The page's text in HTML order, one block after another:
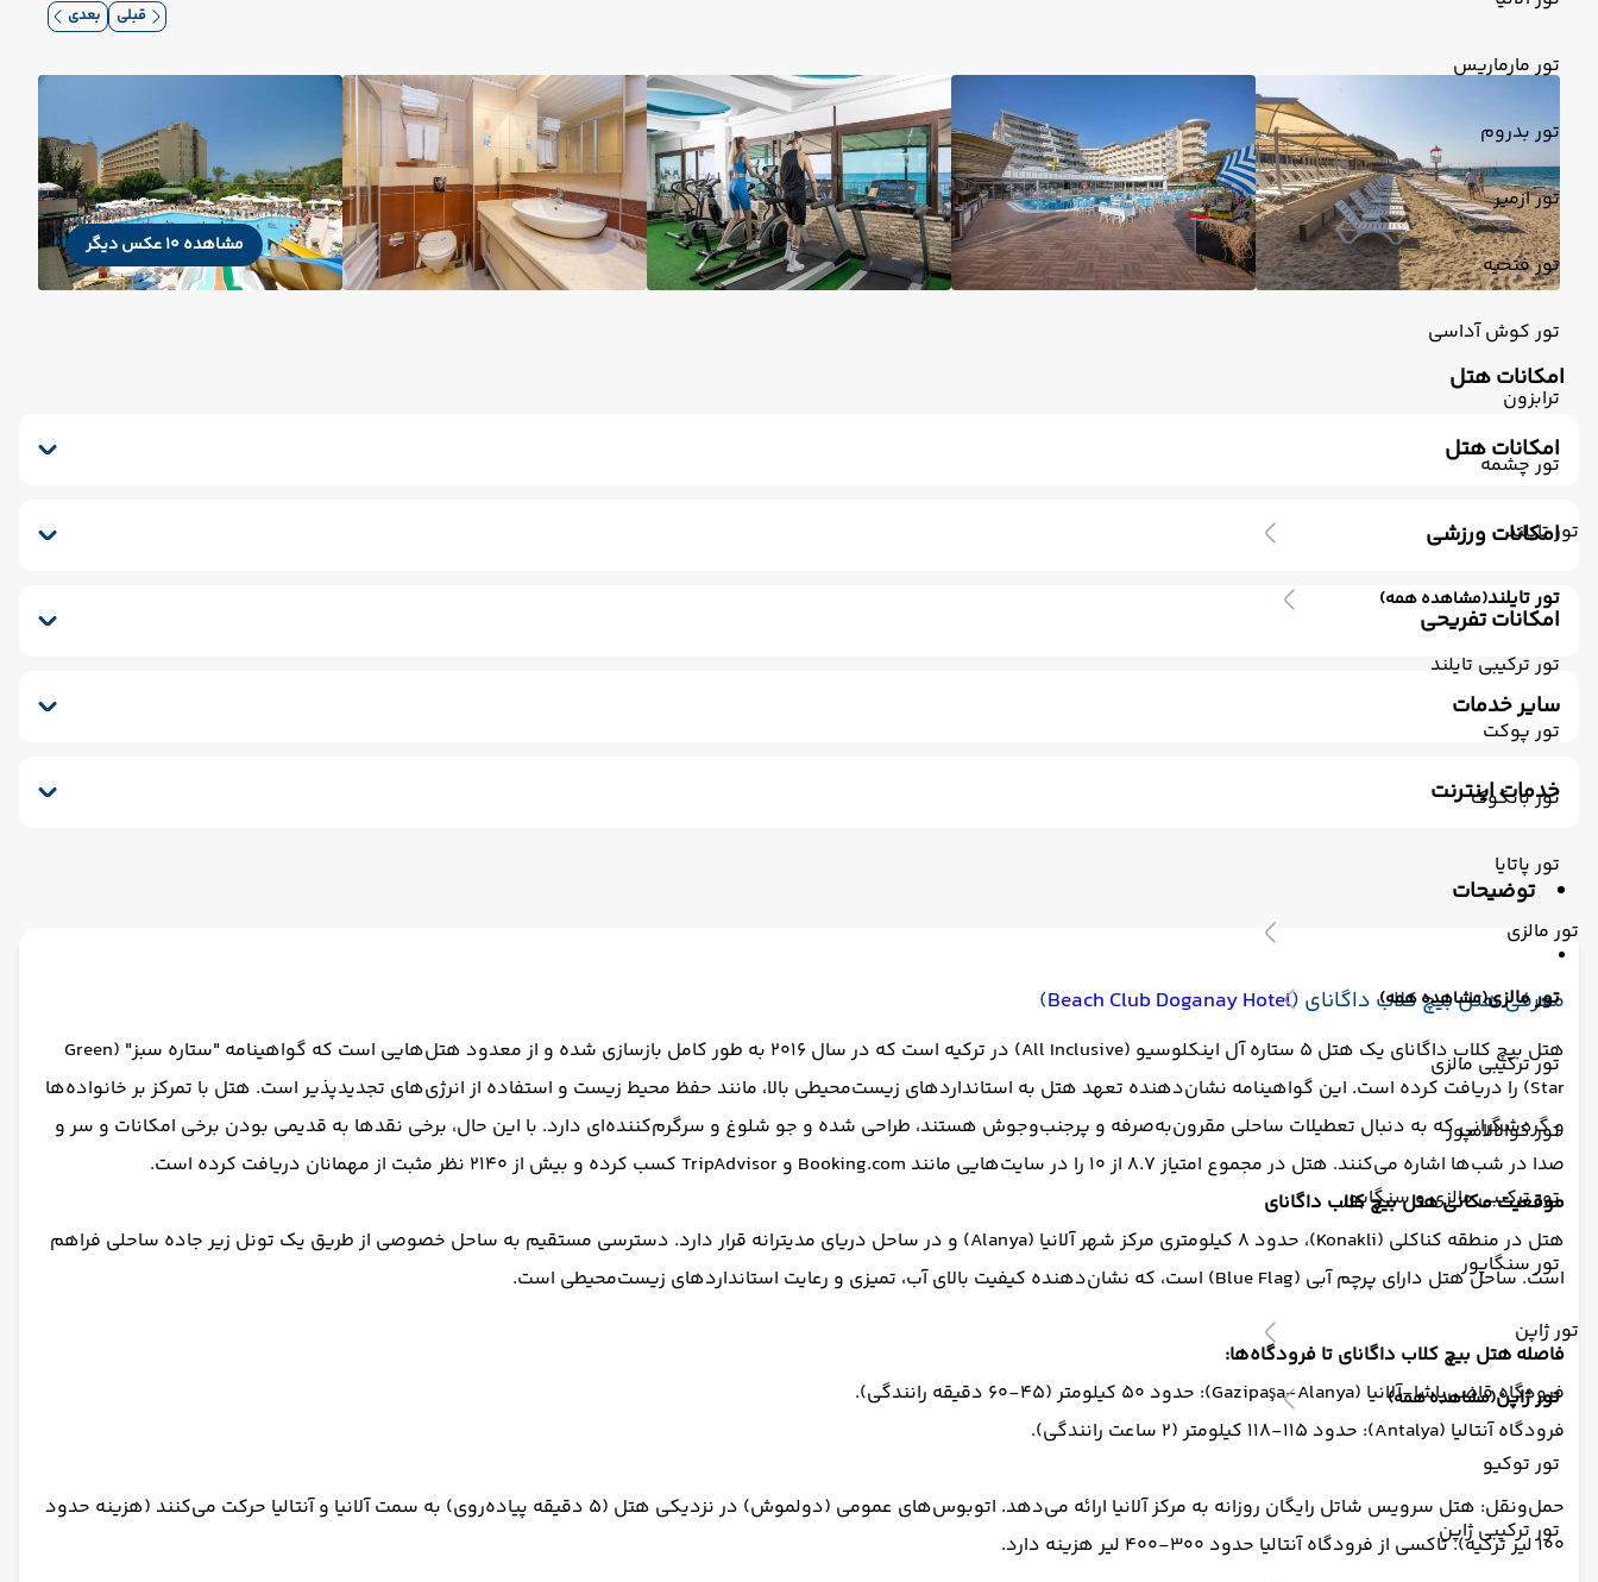
تور مارماریس
تور بدروم
تور ازمیر
تور فتحیه
تور کوش آداسی
ترابزون
تور چشمه
تور تایلند
تور تایلند(مشاهده همه)
تور ترکیبی تایلند
تور پوکت
تور بانکوک
تور پاتایا
تور مالزی
تور مالزی(مشاهده همه)
تور ترکیبی مالزی
تور کوالالامپور
تور ترکیبی مالزی و سنگاپور
تور سنگاپور
تور ژاپن
تور ژاپن(مشاهده همه)
تور توکیو
تور ترکیبی ژاپن
قبلی بعدی
مشاهده 10 عکس دیگر
امکانات هتل
امکانات هتل
صندوق امانات
کافی شاپ فضای باز امکانات ورزشی
امکانات تفریحی
ساحل اختصاصی
سایر خدمات
ترانسفر رفت (استقبال)
خدمات اینترنت
توضیحات
معرفی هتل بیچ کلاب داگانای (Beach Club Doganay Hotel
)
هتل بیچ کلاب داگانای یک هتل ۵ ستاره آل اینکلوسیو (All Inclusive) در ترکیه است که در سال ۲۰۱۶ به طور کامل بازسازی شده و از معدود هتل‌هایی است که گواهینامه "ستاره سبز" (Green
Star) را دریافت کرده است. این گواهینامه نشان‌دهنده تعهد هتل به استانداردهای زیست‌محیطی بالا، مانند حفظ محیط زیست و استفاده از انرژی‌های تجدیدپذیر است. هتل با تمرکز بر خانواده‌ها
و گردشگرانی که به دنبال تعطیلات ساحلی مقرون‌به‌صرفه و پرجنب‌وجوش هستند، طراحی شده و جو شلوغ و سرگرم‌کننده‌ای دارد. با این حال، برخی نقدها به قدیمی بودن برخی امکانات و سر و
صدا در شب‌ها اشاره می‌کنند. هتل در مجموع امتیاز ۸.۷ از ۱۰ را در سایت‌هایی مانند Booking.com و TripAdvisor کسب کرده و بیش از ۲۱۴۰ نظر مثبت از مهمانان دریافت کرده است.
موقعیت مکانی هتل بیچ کلاب داگانای
هتل در منطقه کناکلی (Konakli)، حدود ۸ کیلومتری مرکز شهر آلانیا (Alanya) و در ساحل دریای مدیترانه قرار دارد. دسترسی مستقیم به ساحل خصوصی از طریق یک تونل زیر جاده ساحلی فراهم
است. ساحل هتل دارای پرچم آبی (Blue Flag) است، که نشان‌دهنده کیفیت بالای آب، تمیزی و رعایت استانداردهای زیست‌محیطی است.
فاصله هتل بیچ کلاب داگانای تا فرودگاه‌ها:
فرودگاه قاضی‌پاشا-آلانیا (Gazipaşa-Alanya): حدود ۵۰ کیلومتر (۴۵-۶۰ دقیقه رانندگی).
فرودگاه آنتالیا (Antalya): حدود ۱۱۵-۱۱۸ کیلومتر (۲ ساعت رانندگی).
حمل‌ونقل: هتل سرویس شاتل رایگان روزانه به مرکز آلانیا ارائه می‌دهد. اتوبوس‌های عمومی (دولموش) در نزدیکی هتل (۵ دقیقه پیاده‌روی) به سمت آلانیا و آنتالیا حرکت می‌کنند (هزینه حدود
۱۰۰ لیر ترکیه). تاکسی از فرودگاه آنتالیا حدود ۳۰۰-۴۰۰ لیر هزینه دارد.